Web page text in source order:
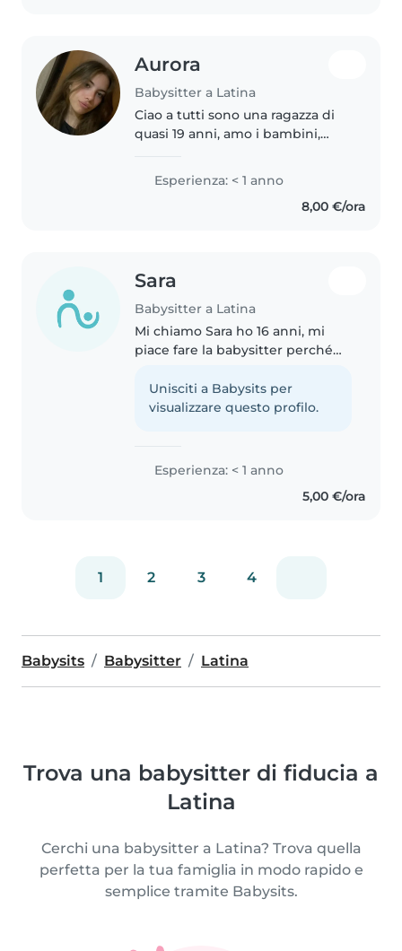
Aurora
Babysitter a Latina
Ciao a tutti sono una ragazza di
quasi 19 anni, amo i bambini,
completamente cresciuta dato
che fin da piccola mi occupavo
Esperienza: < 1 anno
8,00 €/ora
Sara
Babysitter a Latina
Mi chiamo Sara ho 16 anni, mi
piace fare la babysitter perché
bambini, farli divertire e fare
sempre nuove esperienze
Unisciti a Babysits per
visualizzare questo profilo.
Esperienza: < 1 anno
5,00 €/ora
1 2 3 4
Babysits Babysitter Latina
Trova una babysitter di fiducia a
Latina
Cerchi una babysitter a Latina? Trova quella
perfetta per la tua famiglia in modo rapido e
semplice tramite Babysits.